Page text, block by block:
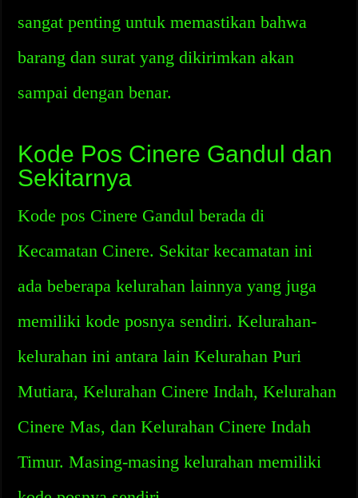
sangat penting untuk memastikan bahwa
barang dan surat yang dikirimkan akan
sampai dengan benar.
Kode Pos Cinere Gandul dan
Sekitarnya
Kode pos Cinere Gandul berada di
Kecamatan Cinere. Sekitar kecamatan ini
ada beberapa kelurahan lainnya yang juga
memiliki kode posnya sendiri. Kelurahan-
kelurahan ini antara lain Kelurahan Puri
Mutiara, Kelurahan Cinere Indah, Kelurahan
Cinere Mas, dan Kelurahan Cinere Indah
Timur. Masing-masing kelurahan memiliki